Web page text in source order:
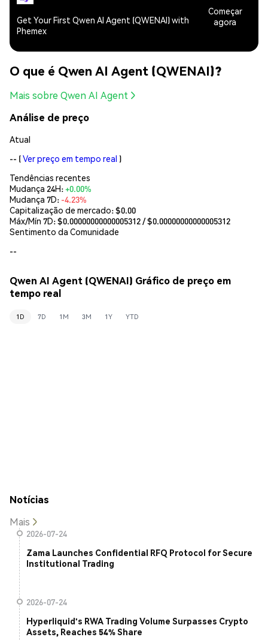
Get Your First Qwen AI Agent (QWENAI) with
Phemex
Começar
agora
O que é Qwen AI Agent (QWENAI)?
Mais sobre Qwen AI Agent
Análise de preço
Atual
-- (Ver preço em tempo real )
Tendências recentes
Mudança 24H:+0.00%
Mudança 7D: -4.23%
Capitalização de mercado:$0.00
Máx/Mín 7D: $0.00000000000005312/ $0.00000000000005312
Sentimento da Comunidade
--
Qwen AI Agent (QWENAI) Gráfico de preço em
tempo real
1D 7D 1M 3M 1Y YTD
Notícias
Mais
2026-07-24
Zama Launches Confidential RFQ Protocol for Secure
Institutional Trading
2026-07-24
Hyperliquid's RWA Trading Volume Surpasses Crypto
Assets, Reaches 54% Share